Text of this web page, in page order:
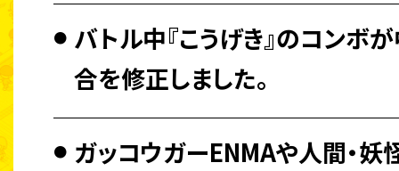
バトル中『こうげき』のコンボ
合を修正しました。
ガッコウガーENMAや人間・妖